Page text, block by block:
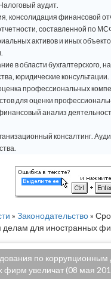
аудит.
консолидация финансовой
составленной по
активов и иных
в области бухгалтерского,
юридические консультации.
профессиональных
для оценки
анализ
консалтинг.
» Законодательство»
для иностранных
по коррупционным
фирм увеличат (08 мая